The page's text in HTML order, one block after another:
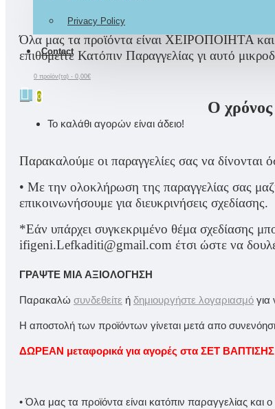
Privacy Policy
Contact
0 προϊόν(τα) - 0,00€
0
Το καλάθι αγορών είναι άδειο!
Όλα μας τα προϊόντα είναι ΧΕΙΡΟΠΟΙΗΤΑ και
επιθυμείτε Κατόπιν Παραγγελίας γι αυτό
Ο χρόνος
Παρακαλούμε οι παραγγελίες σας να δίνονται
• Με την ολοκλήρωση της παραγγελίας σας
επικοινωνήσουμε για διευκρινήσεις σχεδίασης.
*Εάν υπάρχει συγκεκριμένο θέμα σχεδίασης
ifigeni.Lefkaditi@gmail.com έτσι ώστε να
ΓΡΆΨΤΕ ΜΙΑ ΑΞΙΟΛΌΓΗΣΗ
Παρακαλώ συνδεθείτε ή δημιουργήστε λογαριασμό για
Η αποστολή των προϊόντων γίνεται μετά απο
ΔΩΡΕΑΝ μεταφορικά για αγορές στα ΣΕΤ ΒΑΠΤΙΣΗΣ
• Όλα μας τα προϊόντα είναι κατόπιν παραγγελίας και